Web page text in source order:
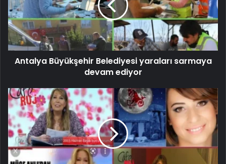
Antalya Büyükşehir Belediyesi yaraları sarmaya
devam ediyor